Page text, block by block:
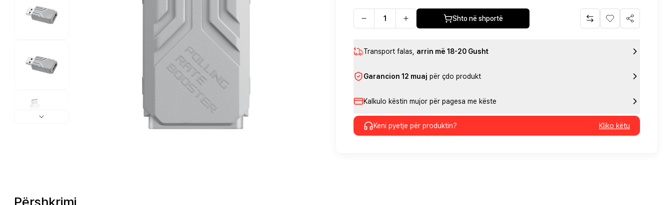
Shto në shportë
Transport falas arrin më 18-20 Gusht
Garancion 12 muaj për çdo produkt
Kalkulo këstin mujor për pagesa me këste
Keni pyetje për produktin? Kliko këtu
Përshkrimi